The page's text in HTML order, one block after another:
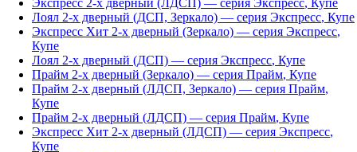
Лоял 2-х дверный (ДСП, Зеркало) — серия Экспресс, Купе
Экспресс Хит 2-х дверный (Зеркало) — серия Экспресс,
Купе
Лоял 2-х дверный (ДСП) — серия Экспресс, Купе
Прайм 2-х дверный (Зеркало) — серия Прайм, Купе
Прайм 2-х дверный (ЛДСП, Зеркало) — серия Прайм,
Купе
Прайм 2-х дверный (ЛДСП) — серия Прайм, Купе
Экспресс Хит 2-х дверный (ЛДСП) — серия Экспресс,
Купе